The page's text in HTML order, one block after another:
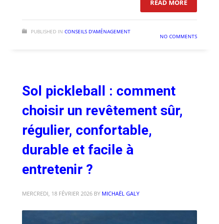
READ MORE: CAHIER
PUBLISHED IN CONSEILS D'AMÉNAGEMENT
NO COMMENTS
Sol pickleball : comment
choisir un revêtement sûr,
régulier, confortable,
durable et facile à
entretenir ?
MERCREDI, 18 FÉVRIER 2026 BY MICHAËL GALY